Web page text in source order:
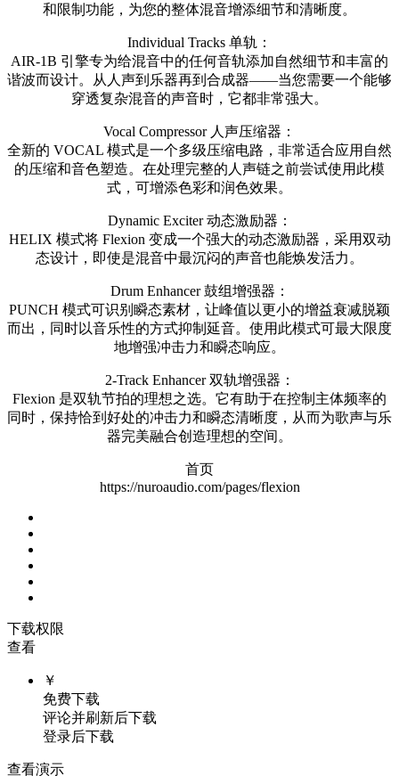
和限制功能，为您的整体混音增添细节和清晰度。
Individual Tracks 单轨：
AIR-1B 引擎专为给混音中的任何音轨添加自然细节和丰富的
谐波而设计。从人声到乐器再到合成器——当您需要一个能够
穿透复杂混音的声音时，它都非常强大。
Vocal Compressor 人声压缩器：
全新的 VOCAL 模式是一个多级压缩电路，非常适合应用自然
的压缩和音色塑造。在处理完整的人声链之前尝试使用此模
式，可增添色彩和润色效果。
Dynamic Exciter 动态激励器：
HELIX 模式将 Flexion 变成一个强大的动态激励器，采用双动
态设计，即使是混音中最沉闷的声音也能焕发活力。
Drum Enhancer 鼓组增强器：
PUNCH 模式可识别瞬态素材，让峰值以更小的增益衰减脱颖
而出，同时以音乐性的方式抑制延音。使用此模式可最大限度
地增强冲击力和瞬态响应。
2-Track Enhancer 双轨增强器：
Flexion 是双轨节拍的理想之选。它有助于在控制主体频率的
同时，保持恰到好处的冲击力和瞬态清晰度，从而为歌声与乐
器完美融合创造理想的空间。
首页
https://nuroaudio.com/pages/flexion
下载权限
查看
￥
免费下载
评论并刷新后下载
登录后下载
查看演示